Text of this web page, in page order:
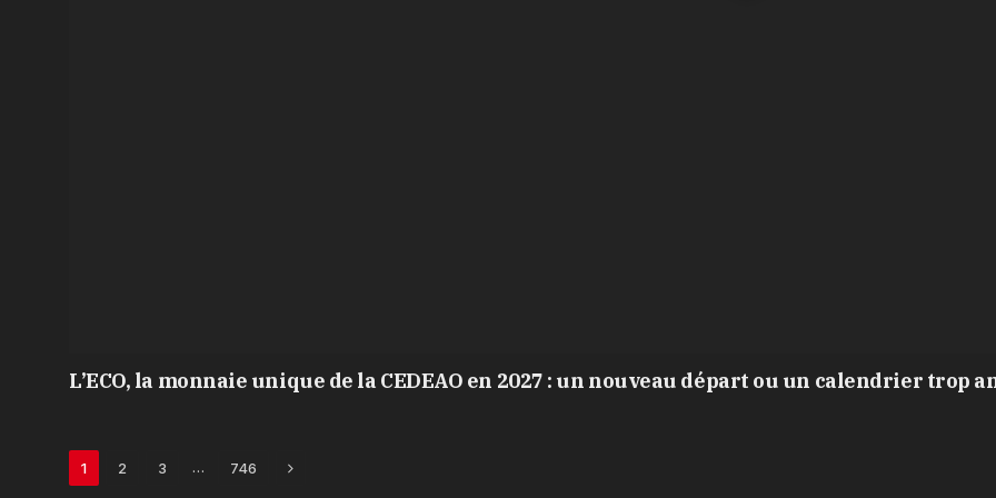
L’ECO, la monnaie unique de la CEDEAO en 2027 : un nouveau départ ou un calendrier trop
1 2 3 … 746 Next